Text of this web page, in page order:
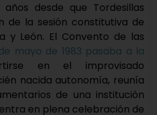
desde que Tordesillas
de la sesión constitutiva de
y León. El Convento de las
mayo de 1983 pasaba a la
en el improvisado
nacida autonomía, reunía
de una institución
en plena celebración de